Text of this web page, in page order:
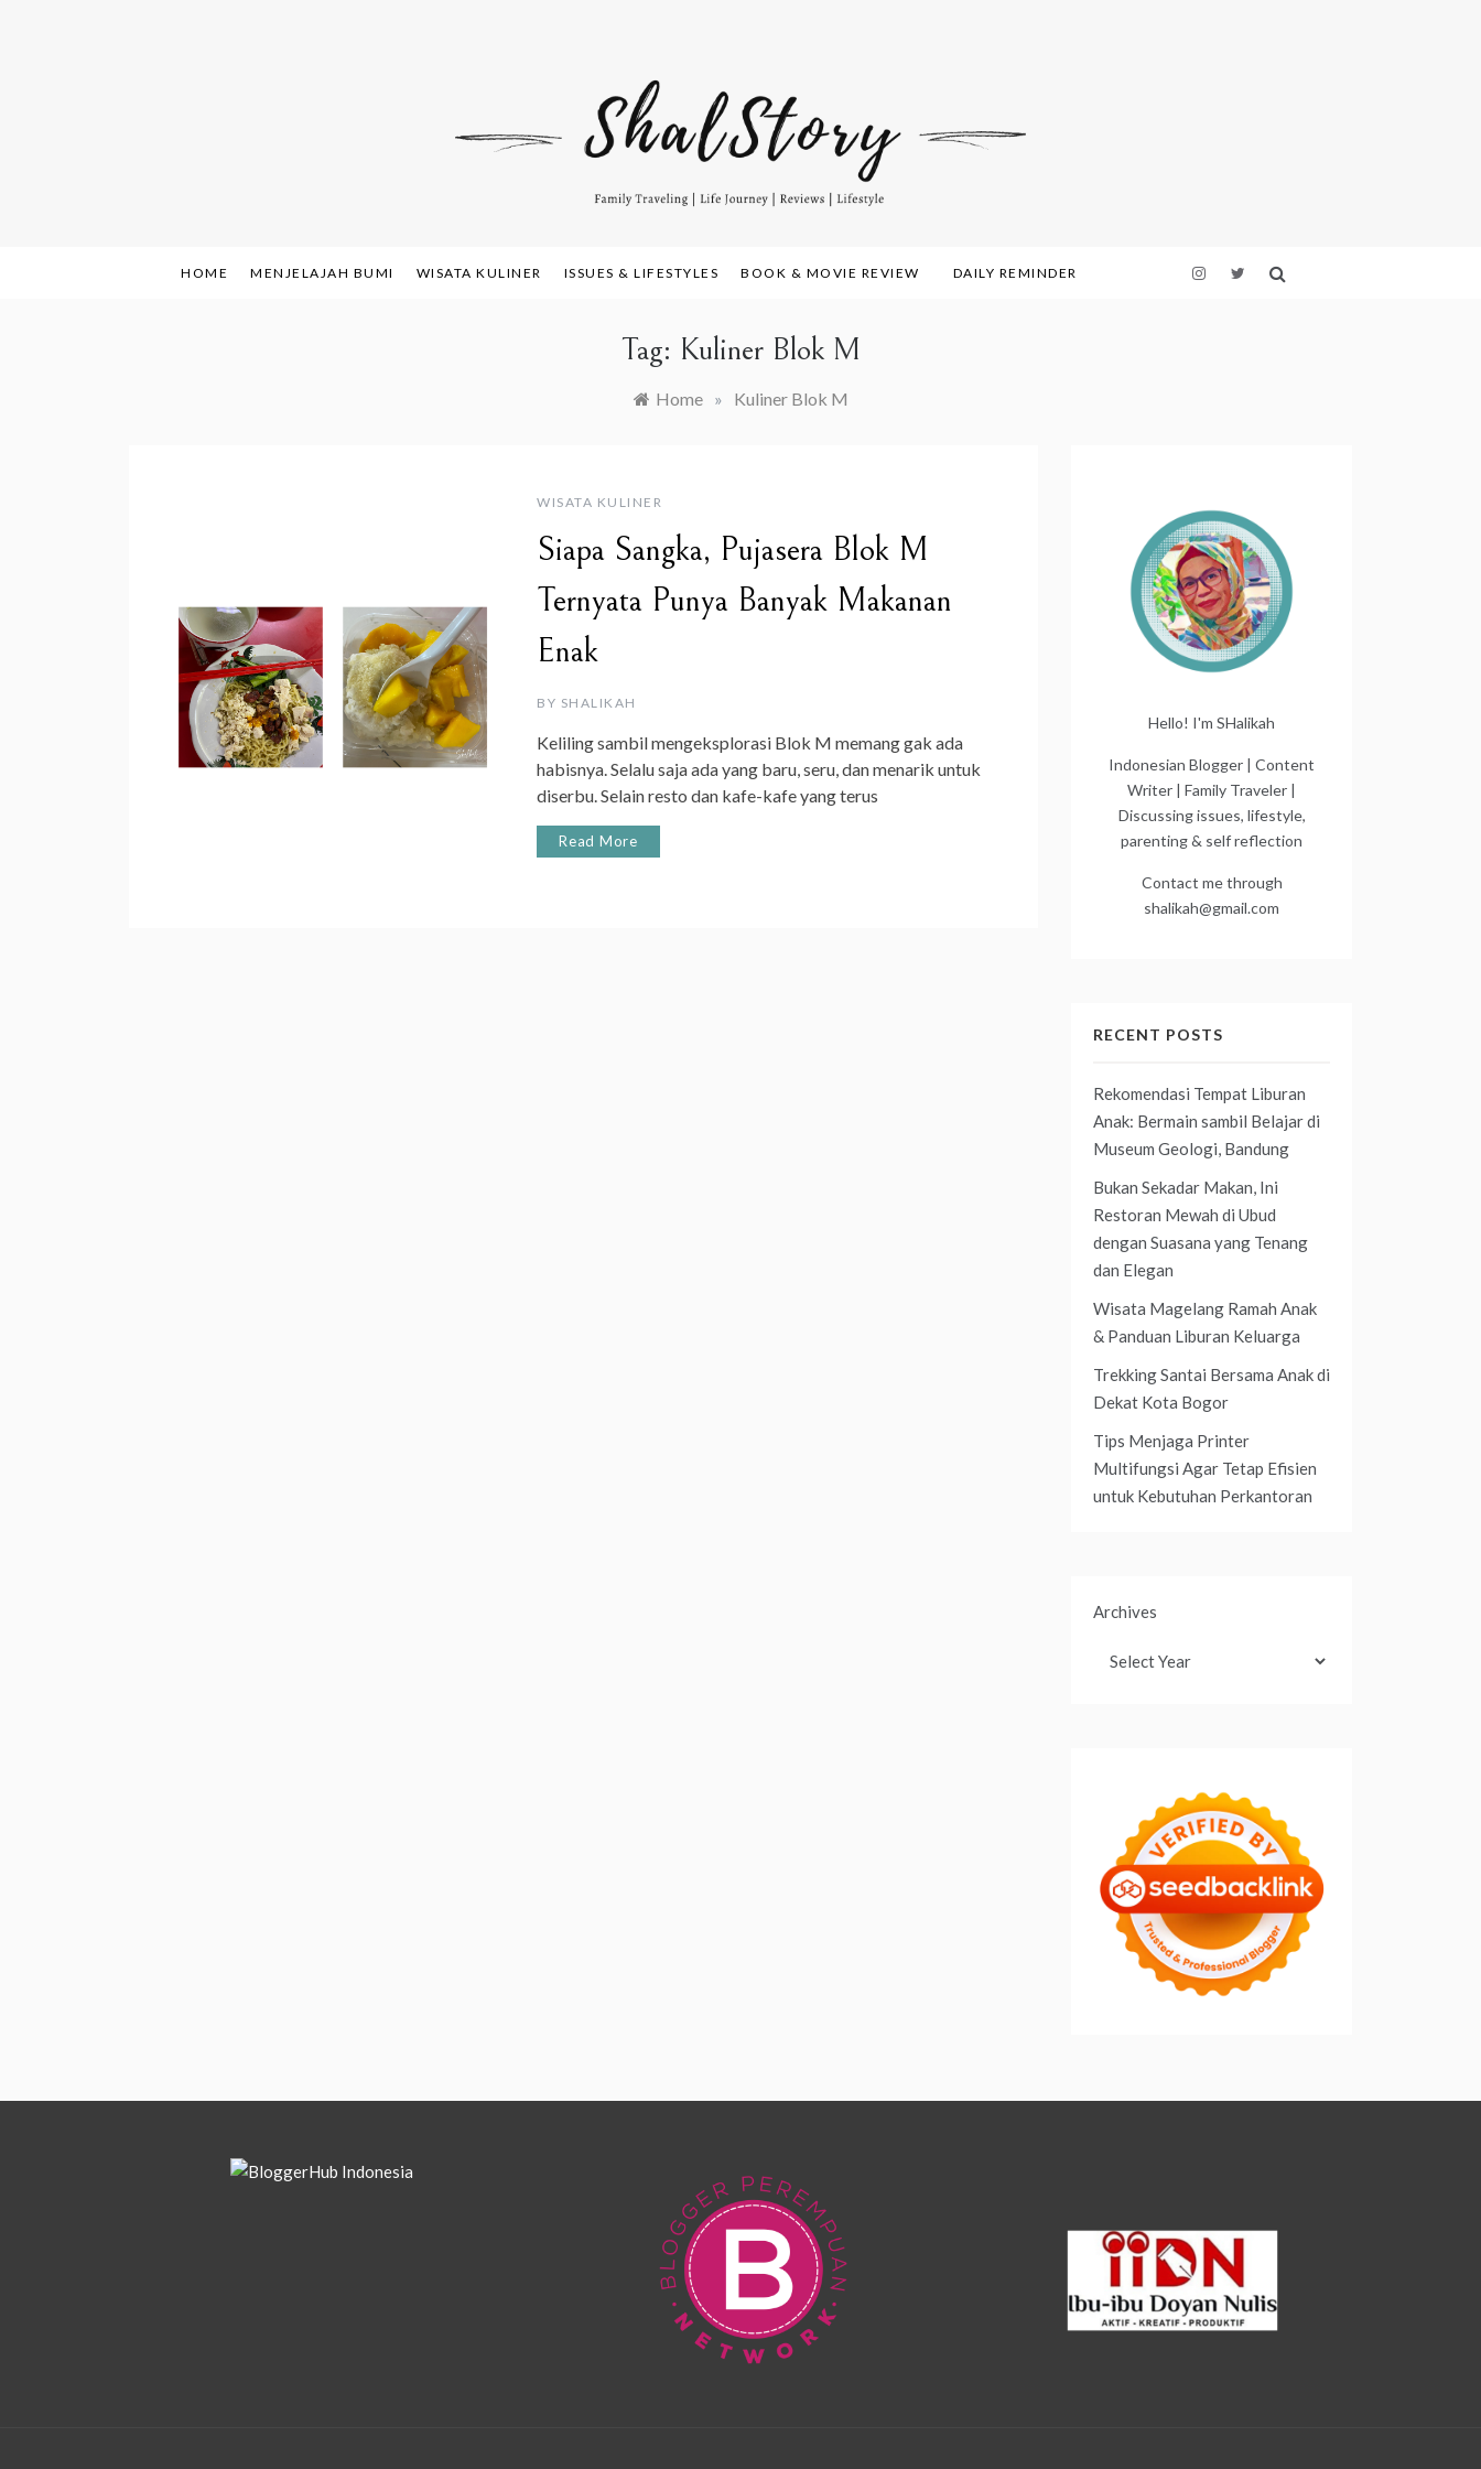
www.shalstory.com
Indonesian Blog: Family Travelling, Life Journey, Reviews, and Lifestyle
HOME MENJELAJAH BUMI WISATA KULINER ISSUES & LIFESTYLES BOOK & MOVIE REVIEW DAILY REMINDER
Tag: Kuliner Blok M
Home » Kuliner Blok M
WISATA KULINER
Siapa Sangka, Pujasera Blok M
Ternyata Punya Banyak Makanan
Enak
BY SHALIKAH
Keliling sambil mengeksplorasi Blok M memang gak ada
habisnya. Selalu saja ada yang baru, seru, dan menarik untuk
diserbu. Selain resto dan kafe-kafe yang terus
Read More
Hello! I'm SHalikah
Indonesian Blogger | Content
Writer | Family Traveler |
Discussing issues, lifestyle,
parenting & self reflection
Contact me through
shalikah@gmail.com
RECENT POSTS
Rekomendasi Tempat Liburan
Anak: Bermain sambil Belajar di
Museum Geologi, Bandung
Bukan Sekadar Makan, Ini
Restoran Mewah di Ubud
dengan Suasana yang Tenang
dan Elegan
Wisata Magelang Ramah Anak
& Panduan Liburan Keluarga
Trekking Santai Bersama Anak di
Dekat Kota Bogor
Tips Menjaga Printer
Multifungsi Agar Tetap Efisien
untuk Kebutuhan Perkantoran
Archives